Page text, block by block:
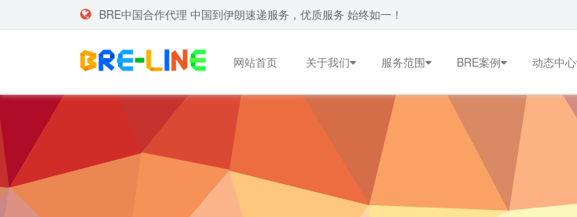
BRE中国合作代理 中国到伊朗速递服务，优质服务 始终如一！
网站首页 关于我们 服务范围 BRE案例 动态中心